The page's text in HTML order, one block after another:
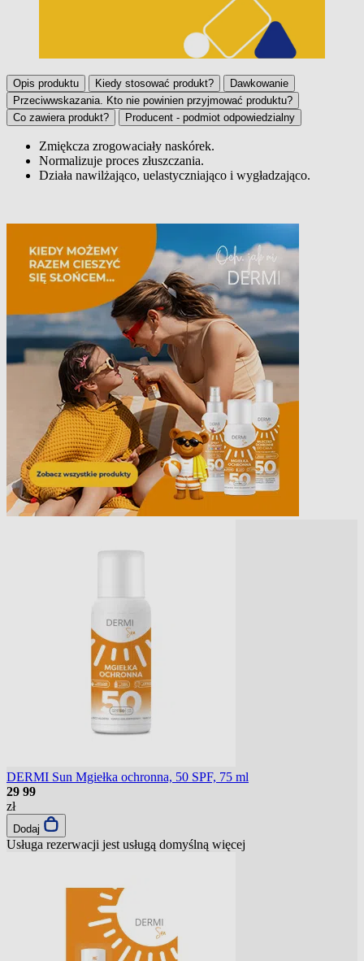
Opis produktu Kiedy stosować produkt?
Dawkowanie
Przeciwwskazania. Kto nie powinien przyjmować produktu?
Co zawiera produkt?
Producent - podmiot odpowiedzialny
Opis produktu
Zmiękcza zrogowaciały naskórek.
Normalizuje proces złuszczania.
Działa nawilżająco, uelastyczniająco i wygładzająco.
DERMI Sun Mgiełka ochronna, 50 SPF, 75 ml
29 99
zł
Dodaj
Usługa rezerwacji jest usługą domyślną więcej